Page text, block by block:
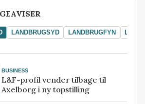
LANDBRUGSYD LANDBRUGFYN
BUSINESS
L&F-profil vender tilbage til
Axelborg i ny topstilling